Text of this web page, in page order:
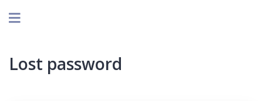
Lost password